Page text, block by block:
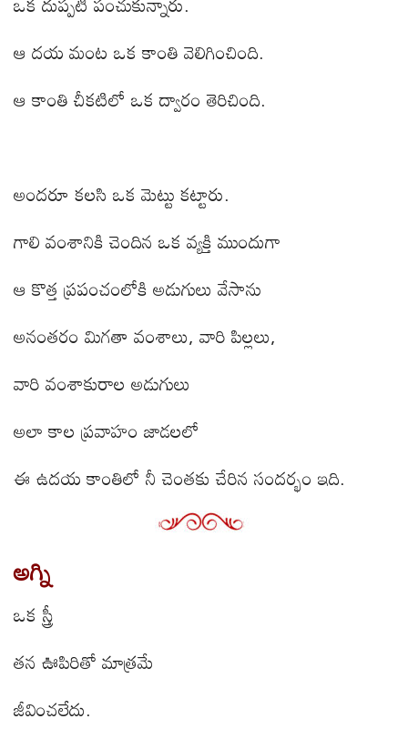
ఆ దయ మంట ఒక కాంతి వెలిగించింది.
ఆ కాంతి చీకటిలో ఒక ద్వారం తెరిచింది.
అందరూ కలసి ఒక మెట్టు కట్టారు.
గాలి వంశానికి చెందిన ఒక వ్యక్తి ముందుగా
ఆ కొత్త ప్రపంచంలోకి అడుగులు వేసాను
అనంతరం మిగతా వంశాలు, వారి పిల్లలు,
వారి వంశాకురాల అడుగులు
అలా కాల ప్రవాహం జాడలలో
ఈ ఉదయ కాంతిలో నీ చెంతకు చేరిన సందర్భం ఇది.
అగ్ని
ఒక స్త్రీ
తన ఊపిరితో మాత్రమే
జీవించలేదు.